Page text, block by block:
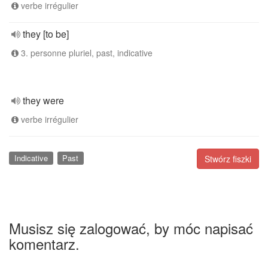
verbe irrégulier
they [to be]
3. personne pluriel, past, indicative
they were
verbe irrégulier
Stwórz fiszki
Indicative Past
Musisz się zalogować, by móc napisać
komentarz.